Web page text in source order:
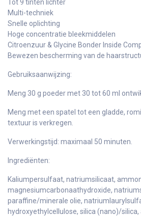
Tot 9 tinten lichter
Multi-techniek
Snelle oplichting
Hoge concentratie bleekmiddelen
Citroenzuur & Glycine Bonder Inside
Bewezen bescherming van de
Gebruiksaanwijzing:
Meng 30 g poeder met 30 tot 60 ml
Meng met een spatel tot een gladde,
textuur is verkregen.
Verwerkingstijd: maximaal 50 minuten.
Ingrediënten:
Kaliumpersulfaat, natriumsilicaat,
magnesiumcarbonaathydroxide,
paraffine/minerale olie,
hydroxyethylcellulose, silica (nano)/